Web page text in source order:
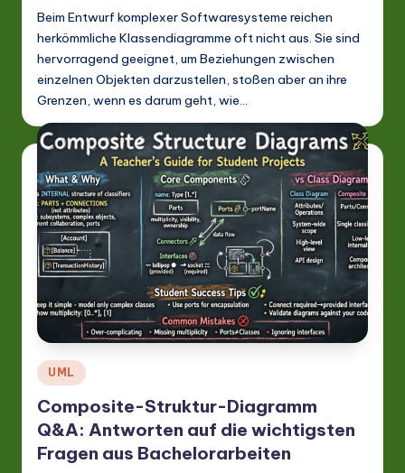
Beim Entwurf komplexer Softwaresysteme reichen
herkömmliche Klassendiagramme oft nicht aus. Sie sind
hervorragend geeignet, um Beziehungen zwischen
einzelnen Objekten darzustellen, stoßen aber an ihre
Grenzen, wenn es darum geht, wie…
Posted
in
UML
Composite-Struktur-Diagramm
Q&A: Antworten auf die wichtigsten
Fragen aus Bachelorarbeiten